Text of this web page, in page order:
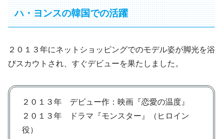
ハ・ヨンスの韓国での活躍
２０１３年にネットショッピングでのモデル姿が脚光を浴
びスカウトされ、すぐデビューを果たしました。
２０１３年 デビュー作：映画『恋愛の温度』
２０１３年 ドラマ『モンスター』（ヒロイン
役）